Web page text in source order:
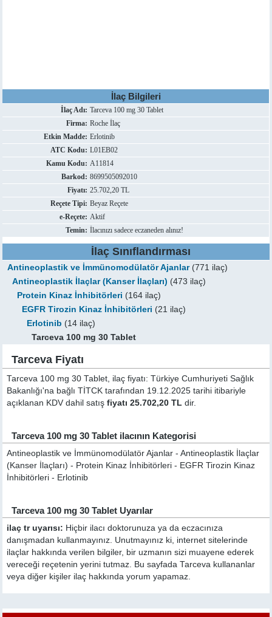
İlaç Bilgileri
İlaç Adı: Tarceva 100 mg 30 Tablet
Firma: Roche İlaç
Etkin Madde: Erlotinib
ATC Kodu: L01EB02
Kamu Kodu: A11814
Barkod: 8699505092010
Fiyatı: 25.702,20 TL
Reçete Tipi: Beyaz Reçete
e-Reçete: Aktif
Temin: İlacınızı sadece eczaneden alınız!
İlaç Sınıflandırması
Antineoplastik ve İmmünomodülatör Ajanlar(771 ilaç)
Antineoplastik İlaçlar (Kanser İlaçları) (473 ilaç)
Protein Kinaz İnhibitörleri (164 ilaç)
EGFR Tirozin Kinaz İnhibitörleri (21 ilaç)
Erlotinib (14 ilaç)
Tarceva 100 mg 30 Tablet
Tarceva Fiyatı
Tarceva 100 mg 30 Tablet, ilaç fiyatı: Türkiye Cumhuriyeti Sağlık
Bakanlığı'na bağlı TİTCK tarafından 19.12.2025 tarihi itibariyle
açıklanan KDV dahil satışfiyatı 25.702,20 TL dir.
Tarceva 100 mg 30 Tablet ilacının Kategorisi
Antineoplastik ve İmmünomodülatör Ajanlar - Antineoplastik İlaçlar
(Kanser İlaçları) - Protein Kinaz İnhibitörleri - EGFR Tirozin Kinaz
İnhibitörleri - Erlotinib
Tarceva 100 mg 30 Tablet Uyarılar
ilaç tr uyarısı: Hiçbir ilacı doktorunuza ya da eczacınıza
danışmadan kullanmayınız. Unutmayınız ki, internet sitelerinde
ilaçlar hakkında verilen bilgiler, bir uzmanın sizi muayene ederek
vereceği reçetenin yerini tutmaz. Bu sayfada Tarceva kullananlar
veya diğer kişiler ilaç hakkında yorum yapamaz.